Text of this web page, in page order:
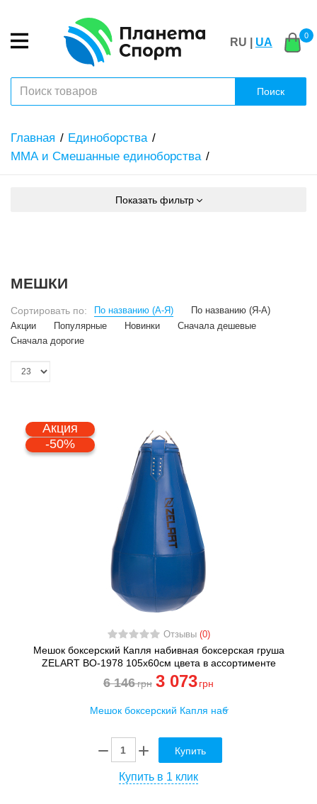
RU | UA
0
Поиск
Главная
Единоборства
ММА и Смешанные единоборства
Показать фильтр
МЕШКИ
Сортировать по: По названию (А-Я)
По названию (Я-А)
Акции
Популярные Новинки
Сначала дешевые
Сначала дорогие
Акция
-50%
Отзывы (0)
Мешок боксерский Капля набивная боксерская груша
ZELART BO-1978 105x60см цвета в ассортименте
6 146грн 3 073 грн
Купить
Купить в 1 клик